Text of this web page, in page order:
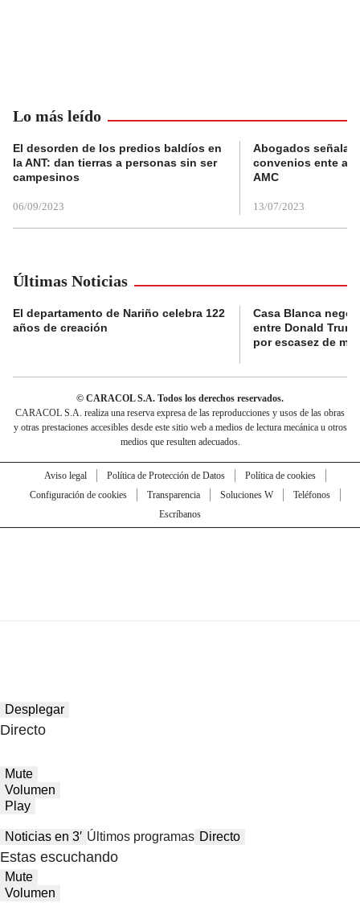
Lo más leído
El desorden de los predios baldíos en
la ANT: dan tierras a personas sin ser
campesinos
06/09/2023
Abogados
convenios ente
AMC
13/07/2023
Últimas Noticias
El departamento de Nariño celebra 122
años de creación
Casa Blanca negó
entre Donald
por escasez de
© CARACOL S.A. Todos los derechos reservados.
CARACOL S.A. realiza una reserva expresa de las reproducciones y usos de las obras
y otras prestaciones accesibles desde este sitio web a medios de lectura mecánica u otros
medios que resulten adecuados.
Aviso legal Política de Protección de Datos
Política de cookies
Configuración de cookies
Transparencia Soluciones W
Teléfonos
Escríbanos
Desplegar
Directo
Mute
Volumen
Play
Noticias en 3′ Últimos programas Directo
Estas escuchando
Mute
Volumen